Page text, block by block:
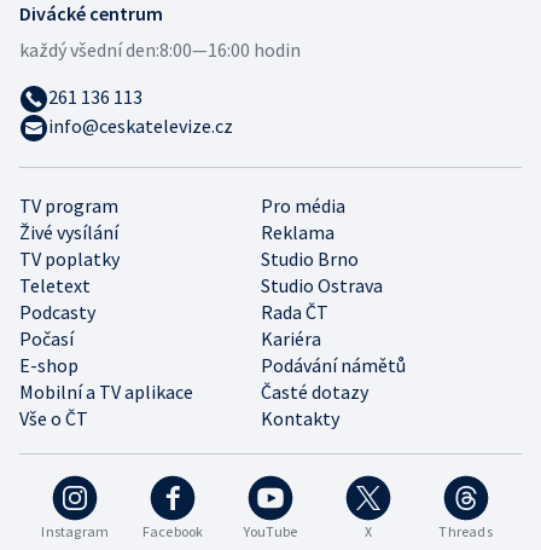
Instagram Facebook YouTube X Threads
TV program
Pro média
Živé vysílání
Reklama
TV poplatky
Studio Brno
Teletext
Studio Ostrava
Podcasty
Rada ČT
Počasí
Kariéra
E-shop
Podávání námětů
Mobilní a TV aplikace
Časté dotazy
Vše o ČT
Kontakty
Divácké centrum
každý všední den:8:00—16:00 hodin
261 136 113
info@ceskatelevize.cz